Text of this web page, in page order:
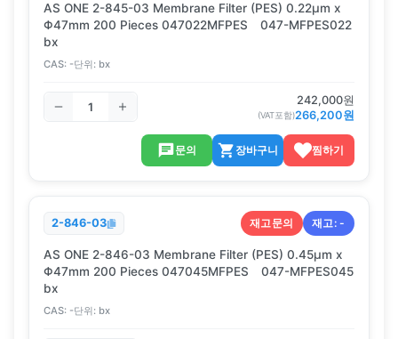
AS ONE 2-845-03 Membrane Filter (PES) 0.22μm x
Φ47mm 200 Pieces 047022MFPES 047-MFPES022
bx
CAS: -단위: bx
242,000원
(VAT포함)266,200원
문의 장바구니 찜하기
2-846-03 재고문의 재고:-
AS ONE 2-846-03 Membrane Filter (PES) 0.45μm x
Φ47mm 200 Pieces 047045MFPES 047-MFPES045
bx
CAS: -단위: bx